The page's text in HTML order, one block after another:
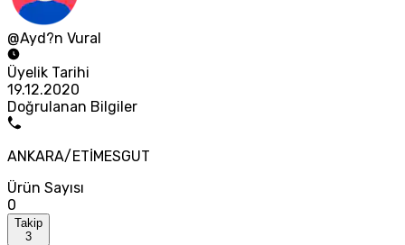
@Ayd?n Vural
Üyelik Tarihi
19.12.2020
Doğrulanan Bilgiler
ANKARA/ETİMESGUT
Ürün Sayısı
0
Takip
3